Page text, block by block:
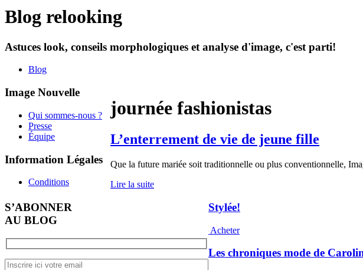
Blog relooking
Astuces look, conseils morphologiques et analyse d'image, c'est parti!
Blog
journée fashionistas
L’enterrement de vie de jeune fille
Que la future mariée soit traditionnelle ou plus conventionnelle,
Lire la suite
S’ABONNER
AU BLOG
Stylée!
Acheter
Les chroniques mode de
Image Nouvelle
Qui sommes-nous ?
Presse
Équipe
Information Légales
Conditions